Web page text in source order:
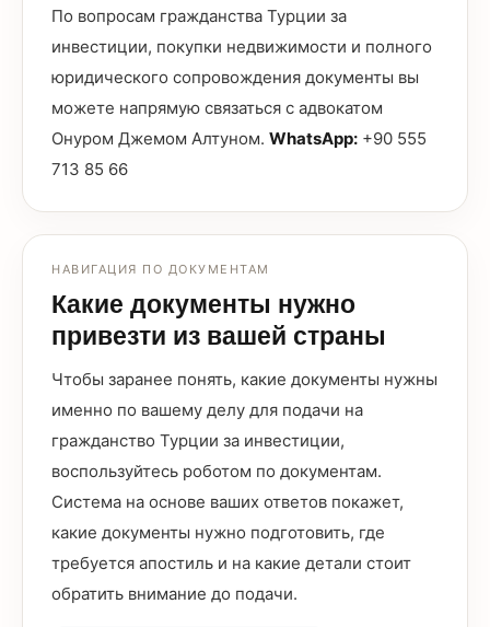
По вопросам гражданства Турции за
инвестиции, покупки недвижимости и полного
юридического сопровождения документы вы
можете напрямую связаться с адвокатом
Онуром Джемом Алтуном. WhatsApp: +90 555
713 85 66
НАВИГАЦИЯ ПО ДОКУМЕНТАМ
Какие документы нужно
привезти из вашей страны
Чтобы заранее понять, какие документы нужны
именно по вашему делу для подачи на
гражданство Турции за инвестиции,
воспользуйтесь роботом по документам.
Система на основе ваших ответов покажет,
какие документы нужно подготовить, где
требуется апостиль и на какие детали стоит
обратить внимание до подачи.